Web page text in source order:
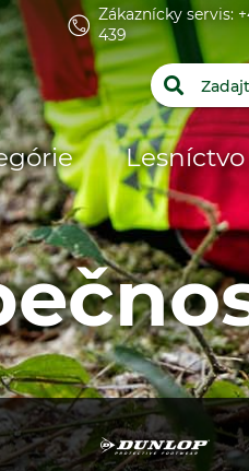
Zákaznícky servis:
439
Lesníctvo